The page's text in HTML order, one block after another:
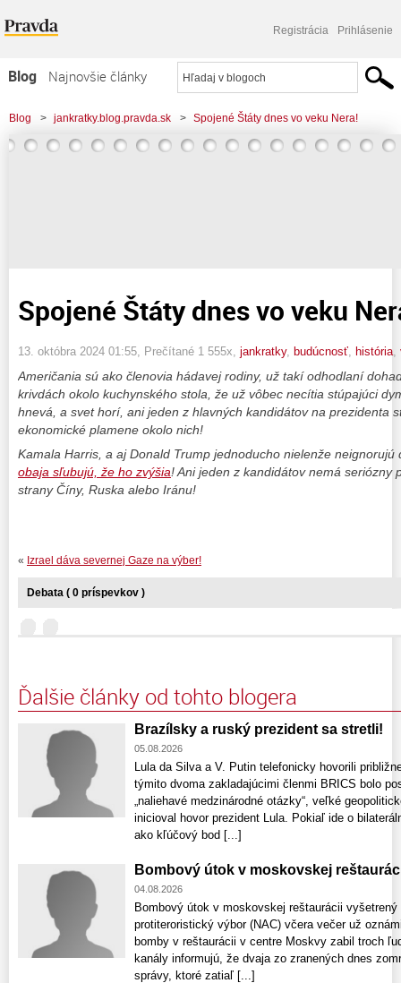
Registrácia Prihlásenie
Blog
Najnovšie články
Najčítanejšie články
Najkomentovanejšie články
Blog > jankratky.blog.pravda.sk > Spojené Štáty dnes vo veku Nera!
Spojené Štáty dnes vo veku
13. októbra 2024 01:55 , Prečítané 1 555x, jankratky, budúcnosť história
Američania sú ako členovia hádavej rodiny, už takí odhodlaní
krivdách okolo kuchynského stola, že už vôbec necítia stúpajúci
hnevá, a svet horí, ani jeden z hlavných kandidátov na prezidenta
ekonomické plamene okolo nich!
Kamala Harris, a aj Donald Trump jednoducho nielenže neignorujú
obaja sľubujú, že ho zvýšia! Ani jeden z kandidátov nemá seriózny
strany Číny, Ruska alebo Iránu!
« Izrael dáva severnej Gaze na výber!
Debata ( 0 príspevkov )
Ďalšie články od tohto blogera
Brazílsky a ruský prezident sa stretli!
05.08.2026
Lula da Silva a V. Putin telefonicky hovorili
týmito dvoma zakladajúcimi členmi BRICS bolo
„naliehavé medzinárodné otázky“, veľké
inicioval hovor prezident Lula. Pokiaľ ide o
ako kľúčový bod [...]
Bombový útok v moskovskej
04.08.2026
Bombový útok v moskovskej reštaurácii
protiteroristický výbor (NAC) včera večer už
bomby v reštaurácii v centre Moskvy zabil troch
kanály informujú, že dvaja zo zranených dnes
správy, ktoré zatiaľ [...]